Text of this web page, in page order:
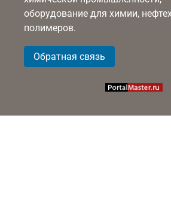
оборудование для химии,
полимеров.
Обратная связь